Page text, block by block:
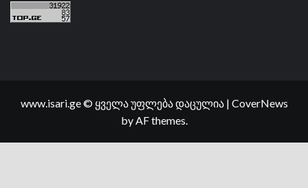
www.isari.ge © ყველა უფლება დაცულია | CoverNews
by AF themes.